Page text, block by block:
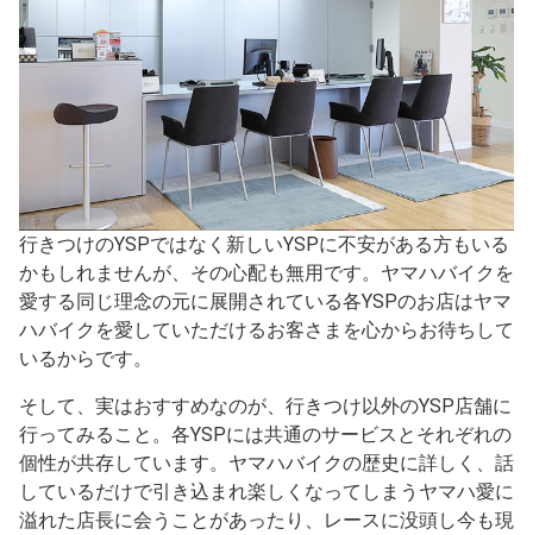
行きつけのYSPではなく新しいYSPに不安がある方もいる
かもしれませんが、その心配も無用です。ヤマハバイクを
愛する同じ理念の元に展開されている各YSPのお店はヤマ
ハバイクを愛していただけるお客さまを心からお待ちして
いるからです。
そして、実はおすすめなのが、行きつけ以外のYSP店舗に
行ってみること。各YSPには共通のサービスとそれぞれの
個性が共存しています。ヤマハバイクの歴史に詳しく、話
しているだけで引き込まれ楽しくなってしまうヤマハ愛に
溢れた店長に会うことがあったり、レースに没頭し今も現